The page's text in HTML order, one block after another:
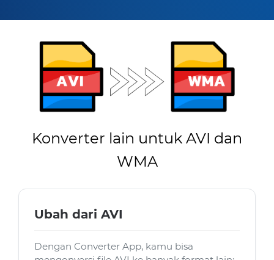
Konverter lain untuk AVI dan
WMA
Ubah dari AVI
Dengan Converter App, kamu bisa